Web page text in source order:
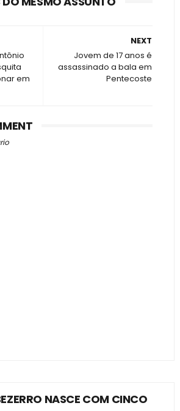
NEXT
Jovem de 17 anos é
assassinado a bala em
Pentecoste
em
NASCE COM CINCO